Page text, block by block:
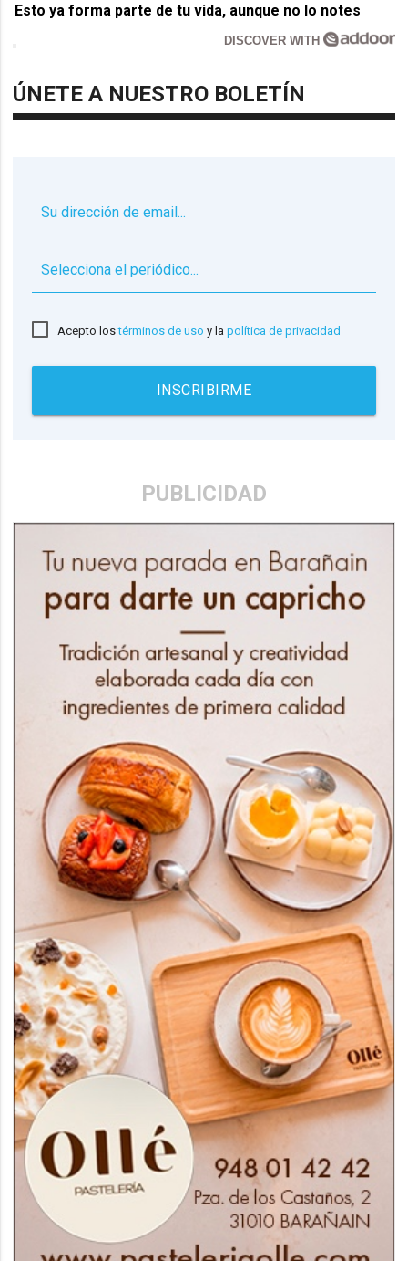
Esto ya forma parte de tu vida, aunque no lo notes
DISCOVER WITH
ÚNETE A NUESTRO BOLETÍN
Acepto lostérminos de uso y lapolítica de privacidad
INSCRIBIRME
PUBLICIDAD